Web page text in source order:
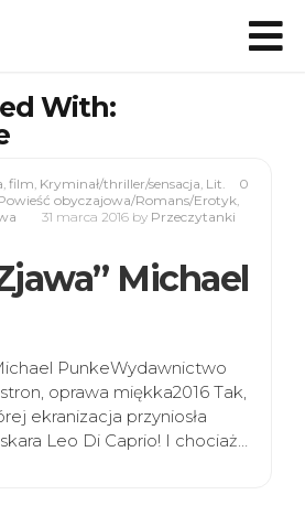
With:
0
, film, Kryminał/thriller/sensacja, Lit.
obyczajowa/Romans/Erotyk,
31 marca 2016 by Przeczytanki
Michael
Michael PunkeWydawnictwo
oprawa miękka2016 Tak,
ekranizacja przyniosła
Leo Di Caprio! I chociaż…